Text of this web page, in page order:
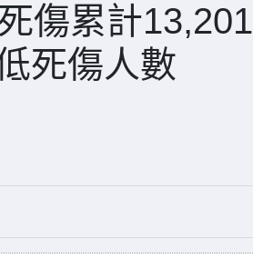
傷累計13,201
死傷人數